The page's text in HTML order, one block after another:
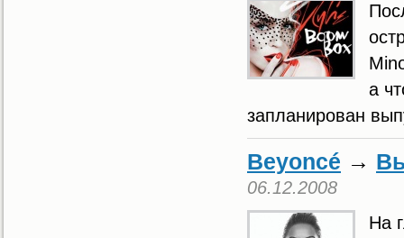
а
запланирован
Beyoncé →
06.12.2008
На